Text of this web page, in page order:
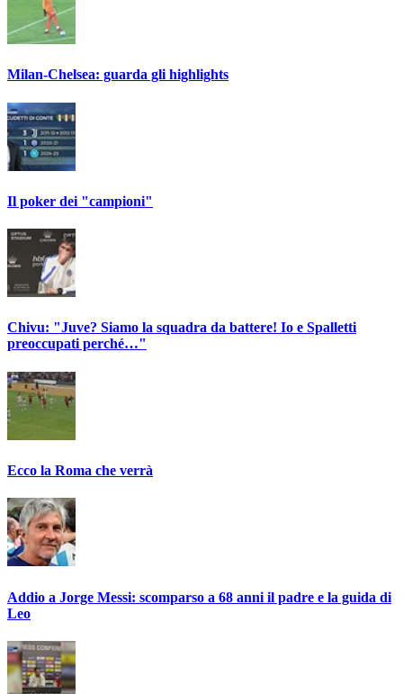
Milan-Chelsea: guarda gli highlights
Il poker dei "campioni"
Chivu: "Juve? Siamo la squadra da battere! Io e Spalletti
preoccupati perché…"
Ecco la Roma che verrà
Addio a Jorge Messi: scomparso a 68 anni il padre e la guida di
Leo